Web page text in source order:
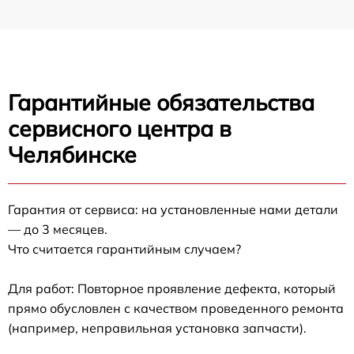
Гарантийные обязательства
сервисного центра в
Челябинске
Гарантия от сервиса: на установленные нами детали
— до 3 месяцев.
Что считается гарантийным случаем?
Для работ: Повторное проявление дефекта, который
прямо обусловлен с качеством проведенного ремонта
(например, неправильная установка запчасти).